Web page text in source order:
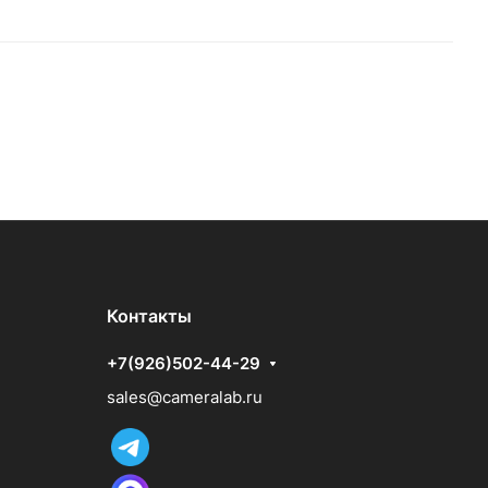
Контакты
+7(926)502-44-29
sales@cameralab.ru